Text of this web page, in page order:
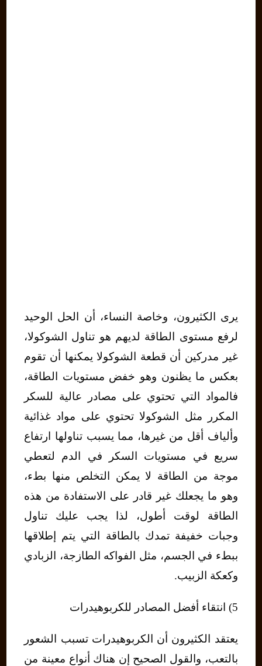
يرى الكثيرون، وخاصة النساء، أن الحل الوحيد
لرفع مستوى الطاقة لديهم هو تناول الشوكولا،
غير مدركين أن قطعة الشوكولا يمكنها أن تقوم
بعكس ما يظنون وهو خفض مستويات الطاقة،
فالمواد التي تحتوي على مصادر عالية للسكر
المكرر مثل الشوكولا تحتوي على مواد غذائية
وألياف أقل من غيرها، مما يسبب تناولها ارتفاع
سريع في مستويات السكر في الدم لتعطي
موجة من الطاقة لا يمكن التخلص منها بطء،
وهو ما يجعلك غير قادر على الاستفادة من هذه
الطاقة لوقت أطول، لذا يجب عليك تناول
وجبات خفيفة تمدك بالطاقة التي يتم إطلاقها
ببطء في الجسم، مثل الفواكه الطازجة، الزبادي
وكعكة الزبيب.
5) انتقاء أفضل المصادر للكربوهيدرات
يعتقد الكثيرون أن الكربوهيدرات تسبب الشعور
بالتعب، والقول الصحيح إن هناك أنواع معينة من